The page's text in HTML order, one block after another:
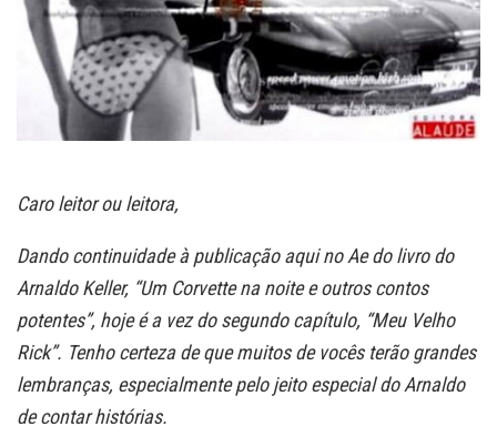
Caro leitor ou leitora,
Dando continuidade à publicação aqui no Ae do livro do
Arnaldo Keller, “Um Corvette na noite e outros contos
potentes”, hoje é a vez do segundo capítulo, “Meu Velho
Rick”. Tenho certeza de que muitos de vocês terão grandes
lembranças, especialmente pelo jeito especial do Arnaldo
de contar histórias.